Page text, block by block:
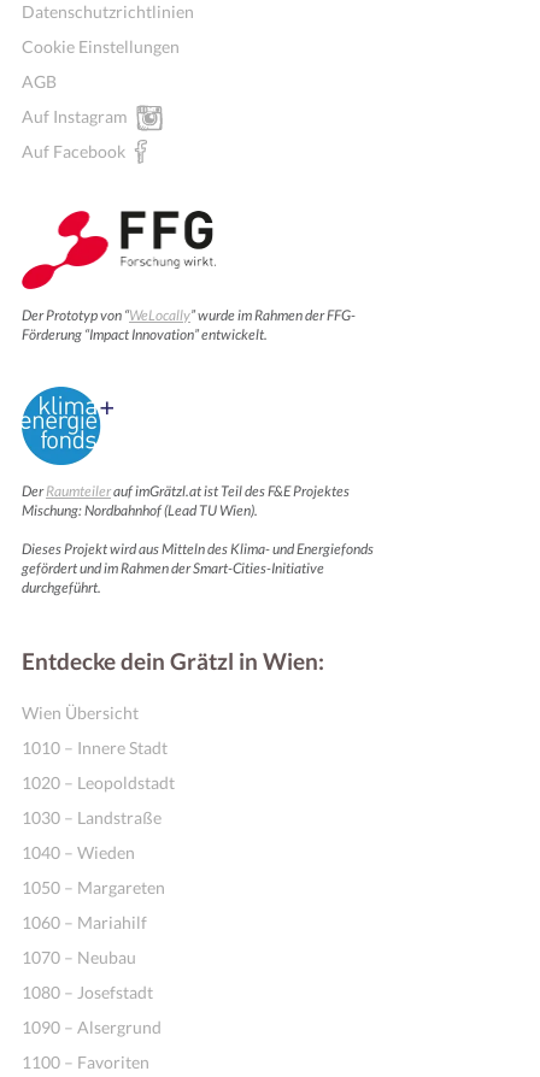
Datenschutzrichtlinien
Cookie Einstellungen
AGB
Auf Instagram
Auf Facebook
Der Prototyp von “WeLocally” wurde im Rahmen der FFG-
Förderung “Impact Innovation” entwickelt.
DerRaumteilerauf imGrätzl.at ist Teil des F&E Projektes
Mischung: Nordbahnhof (Lead TU Wien).
Dieses Projekt wird aus Mitteln des Klima- und Energiefonds
gefördert und im Rahmen der Smart-Cities-Initiative
durchgeführt.
Entdecke dein Grätzl in Wien:
Wien Übersicht
1010 – Innere Stadt
1020 – Leopoldstadt
1030 – Landstraße
1040 – Wieden
1050 – Margareten
1060 – Mariahilf
1070 – Neubau
1080 – Josefstadt
1090 – Alsergrund
1100 – Favoriten